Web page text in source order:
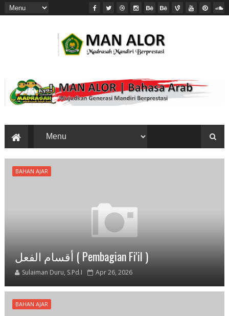
BAHAN AJAR
أقسام الفعل ( Pembagian Fi'il )
Sulaiman Duru, S.Pd.I Apr 26, 2026
BAHAN AJAR